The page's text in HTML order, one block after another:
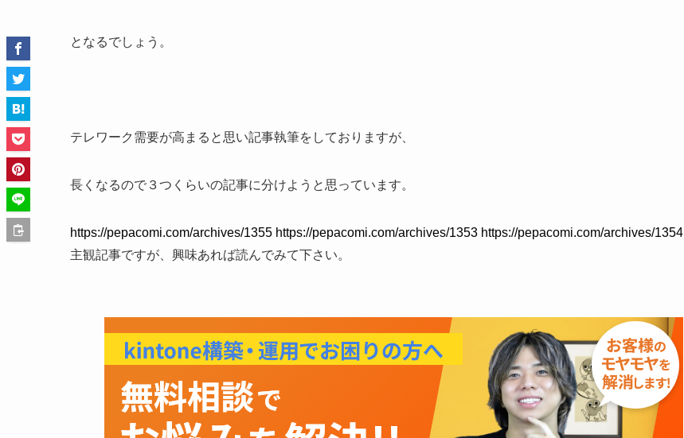
となるでしょう。
テレワーク需要が高まると思い記事執筆をしておりますが、
長くなるので３つくらいの記事に分けようと思っています。
https://pepacomi.com/archives/1355 https://pepacomi.com/archives/1353 https://pepacomi.com/archives/1354
主観記事ですが、興味あれば読んでみて下さい。